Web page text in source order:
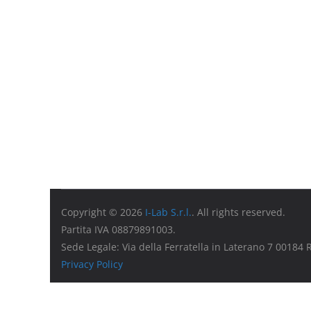
Copyright © 2026 I-Lab S.r.l.. All rights reserved.
Partita IVA 08879891003.
Sede Legale: Via della Ferratella in Laterano 7 00184
Privacy Policy